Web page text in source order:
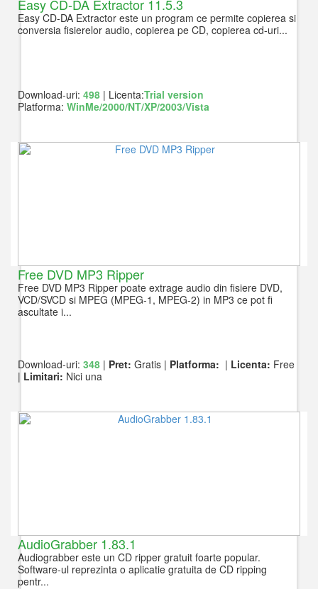
Easy CD-DA Extractor 11.5.3
Easy CD-DA Extractor este un program ce permite copierea si
conversia fisierelor audio, copierea pe CD, copierea cd-uri...
Download-uri:498 | Licenta:Trial version
Platforma:WinMe/2000/NT/XP/2003/Vista
Free DVD MP3 Ripper
Free DVD MP3 Ripper poate extrage audio din fisiere DVD,
VCD/SVCD si MPEG (MPEG-1, MPEG-2) in MP3 ce pot fi
ascultate i...
Download-uri:348 | Pret: Gratis | Platforma: | Licenta: Free
| Limitari: Nici una
AudioGrabber 1.83.1
Audiograbber este un CD ripper gratuit foarte popular.
Software-ul reprezinta o aplicatie gratuita de CD ripping
pentr...